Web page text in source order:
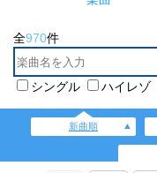
全970件
シングル ハイレゾ
新曲順